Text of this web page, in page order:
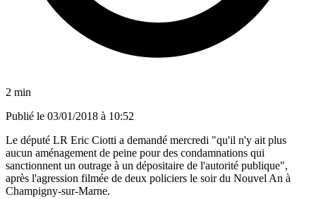
2 min
Publié le 03/01/2018 à 10:52
Le député LR Eric Ciotti a demandé mercredi "qu'il n'y ait plus
aucun aménagement de peine pour des condamnations qui
sanctionnent un outrage à un dépositaire de l'autorité publique",
après l'agression filmée de deux policiers le soir du Nouvel An à
Champigny-sur-Marne.